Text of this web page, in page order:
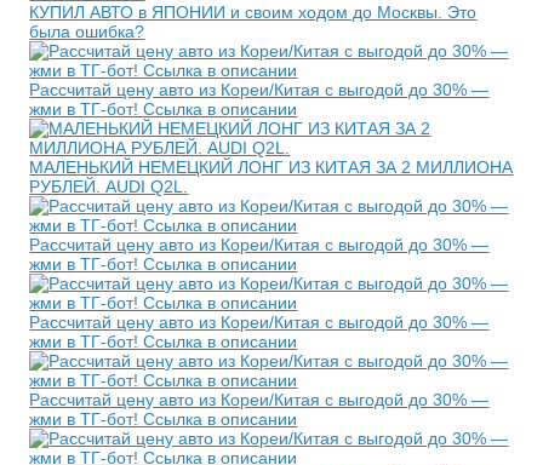
КУПИЛ АВТО в ЯПОНИИ и своим ходом до Москвы. Это
была ошибка?
Рассчитай цену авто из Кореи/Китая с выгодой до 30% —
жми в ТГ-бот! Ссылка в описании
МАЛЕНЬКИЙ НЕМЕЦКИЙ ЛОНГ ИЗ КИТАЯ ЗА 2 МИЛЛИОНА
РУБЛЕЙ. AUDI Q2L.
Рассчитай цену авто из Кореи/Китая с выгодой до 30% —
жми в ТГ-бот! Ссылка в описании
Рассчитай цену авто из Кореи/Китая с выгодой до 30% —
жми в ТГ-бот! Ссылка в описании
Рассчитай цену авто из Кореи/Китая с выгодой до 30% —
жми в ТГ-бот! Ссылка в описании